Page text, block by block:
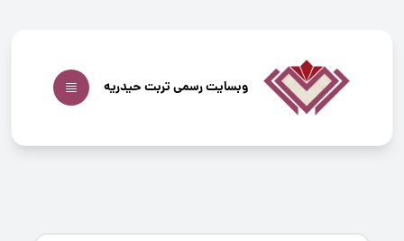
وبسایت رسمی تربت حیدریه